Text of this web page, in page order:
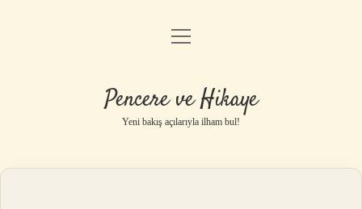
Anasayfa
Yasal Uyarı
menüyü
Pencere ve Hikaye
Yeni bakış açılarıyla ilham bul!